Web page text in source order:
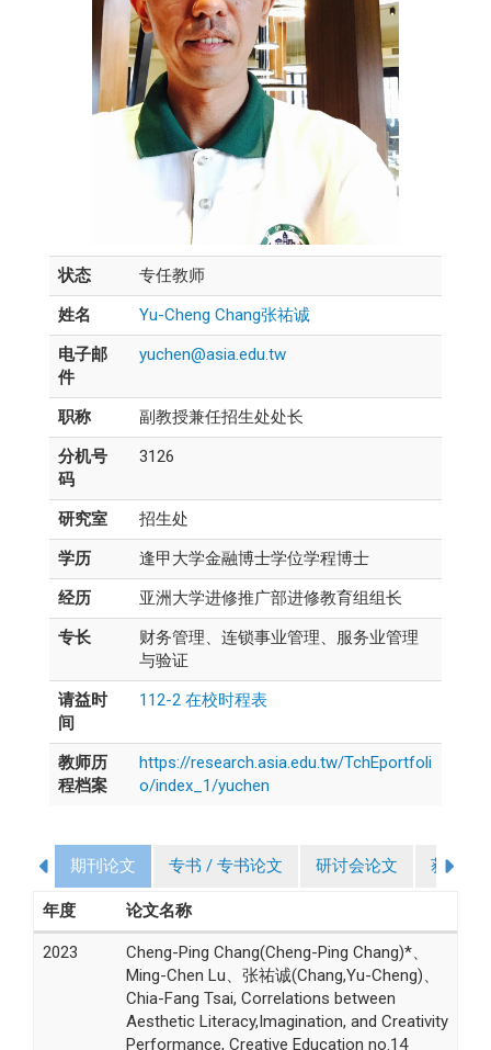
状态
专任教师
姓名
Yu-Cheng Chang张祐诚
电子邮
件
yuchen@asia.edu.tw
职称
副教授兼任招生处处长
分机号
码
3126
研究室
招生处
学历
逢甲大学金融博士学位学程博士
经历
亚洲大学进修推广部进修教育组组长
专长
财务管理、连锁事业管理、服务业管理
与验证
请益时
间
112-2 在校时程表
教师历
程档案
https://research.asia.edu.tw/TchEportfoli
o/index_1/yuchen
期刊论文 专书 / 专书论文 研讨会论文 获奖
年度 论文名称
2023
Cheng-Ping Chang(Cheng-Ping Chang)*、
Ming-Chen Lu、张祐诚(Chang,Yu-Cheng)、
Chia-Fang Tsai, Correlations between
Aesthetic Literacy,Imagination, and Creativity
Performance, Creative Education no.14